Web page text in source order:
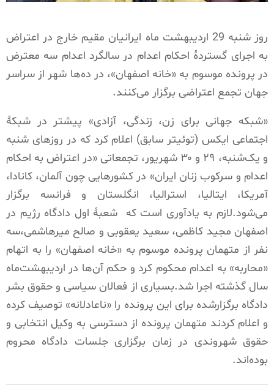
روز شنبه 29 اردیبهشت ماه ایرانیان مقیم خارج در اعتراض
به اجرای گستردهٔ احکام اعدام در سالگرد اعدام سه معترض
در پرونده موسوم به «خانه ‌اصفهان»، در ده‌ها شهر از سراسر
جهان تجمع اعتراضی برگزار می‌کنند.
«شبکه جهانی برای زن، زندگی، آزادی» پیشتر در شبکهٔ
اجتماعی ایکس (توئیتر سابق) اعلام کرد که در روزهای شنبه
و یک‌شنبه، ۲۹ و ۳۰ شهریور، تجمعاتی «در اعتراض به احکام
اعدام و سرکوب زنان ایران» در کشورهایی چون آلمان، کانادا،
آمریکا،‌ ایتالیا، استرالیا، انگلستان و فرانسه برگزار
می‌‌شود.لازم به یادآوری است که شعبهٔ اول دادگاه رژیم در
اصفهان مجید کاظمی، سعید یعقوبی و صالح میرهاشمی،سه
نفر از متهمان پرونده موسوم به «خانه اصفهان» را به اتهام
«محاربه» به اعدام محکوم کرد و حکم آن‌ها در اردیبهشت‌ماه
سال گذشته اجرا شد.بسیاری از فعالان سیاسی و حقوق بشر
دادگاه برگزارشده برای این پرونده را «ناعادلانه» توصیف کرده
و اعلام کردند متهمان پرونده از دسترسی به وکیل انتخابی و
حقوق شهروندی در زمان برگزاری جلسات دادگاه محروم
بوده‌اند.